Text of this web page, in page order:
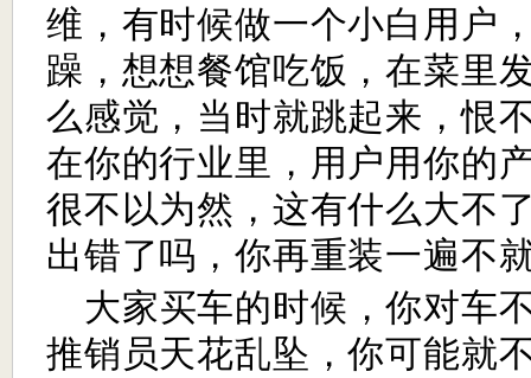
维，有时候做一个小白用户
躁，想想餐馆吃饭，在菜里
么感觉，当时就跳起来，恨
在你的行业里，用户用你的
很不以为然，这有什么大不
出错了吗，你再重装一遍不
大家买车的时候，你对车
推销员天花乱坠，你可能就